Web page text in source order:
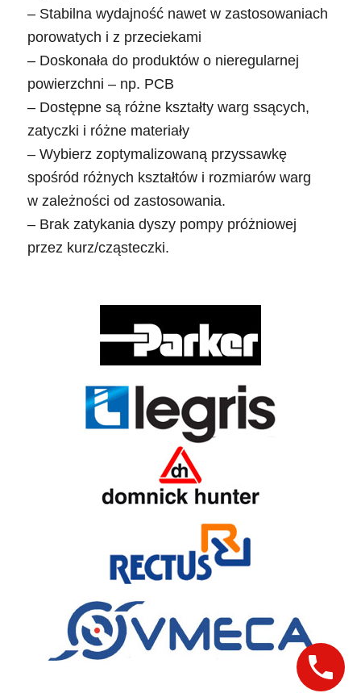
– Stabilna wydajność nawet w zastosowaniach
porowatych i z przeciekami
– Doskonała do produktów o nieregularnej
powierzchni – np. PCB
– Dostępne są różne kształty warg ssących,
zatyczki i różne materiały
– Wybierz zoptymalizowaną przyssawkę
spośród różnych kształtów i rozmiarów warg
w zależności od zastosowania.
– Brak zatykania dyszy pompy próżniowej
przez kurz/cząsteczki.